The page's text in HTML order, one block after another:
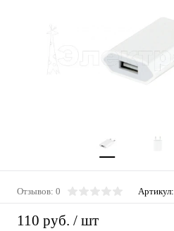
Отзывов: 0 Артикул:
110 руб. / шт